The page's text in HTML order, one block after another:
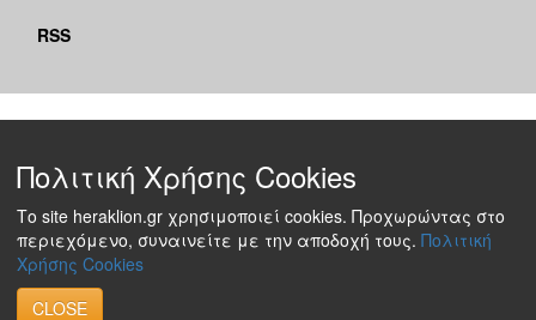
RSS
Πολιτική Χρήσης Cookies
Το site heraklion.gr χρησιμοποιεί cookies. Προχωρώντας στο
περιεχόμενο, συναινείτε με την αποδοχή τους. Πολιτική
Χρήσης Cookies
CLOSE